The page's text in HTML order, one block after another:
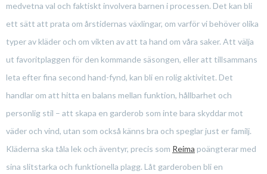
medvetna val och faktiskt involvera barnen i processen. Det kan bli
ett sätt att prata om årstidernas växlingar, om varför vi behöver olika
typer av kläder och om vikten av att ta hand om våra saker. Att välja
ut favoritplaggen för den kommande säsongen, eller att tillsammans
leta efter fina second hand-fynd, kan bli en rolig aktivitet. Det
handlar om att hitta en balans mellan funktion, hållbarhet och
personlig stil – att skapa en garderob som inte bara skyddar mot
väder och vind, utan som också känns bra och speglar just er familj.
Kläderna ska tåla lek och äventyr, precis som Reima poängterar med
sina slitstarka och funktionella plagg. Låt garderoben bli en